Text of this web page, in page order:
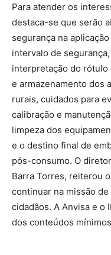
Para atender os
destaca-se que serão
segurança na
intervalo de
interpretação do
e armazenamento dos
rurais, cuidados para
calibração e
limpeza dos
e o destino final de
pós-consumo. O
Barra Torres, reiterou
continuar na missão
cidadãos. A Anvisa e o
dos conteúdos